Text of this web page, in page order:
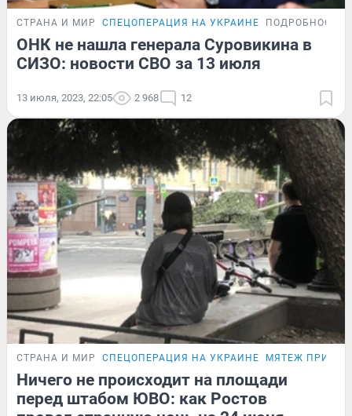
СТРАНА И МИР СПЕЦОПЕРАЦИЯ НА УКРАИНЕ ПОДРОБНОСТИ
ОНК не нашла генерала Суровикина в
СИЗО: новости СВО за 13 июля
13 июля, 2023, 22:05 2 968 12
СТРАНА И МИР СПЕЦОПЕРАЦИЯ НА УКРАИНЕ МЯТЕЖ
Ничего не происходит на площади
перед штабом ЮВО: как Ростов